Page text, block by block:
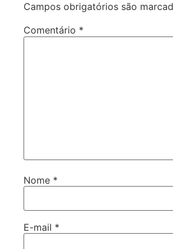
Campos obrigatórios são
Comentário *
Nome *
E-mail *